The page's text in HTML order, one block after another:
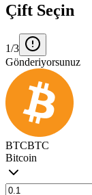
Çift Seçin
1/3
Gönderiyorsunuz
BTCBTC
Bitcoin